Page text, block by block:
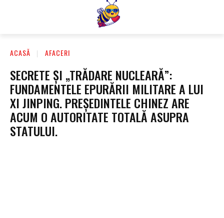
ACASĂ AFACERI
SECRETE ȘI „TRĂDARE NUCLEARĂ”:
FUNDAMENTELE EPURĂRII MILITARE A LUI
XI JINPING. PREȘEDINTELE CHINEZ ARE
ACUM O AUTORITATE TOTALĂ ASUPRA
STATULUI.